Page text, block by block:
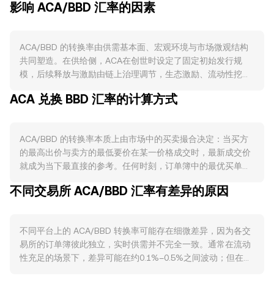
影响 ACA/BBD 汇率的因素
ACA/BBD 的转换率由供需基本面、宏观环境与市场微观结构
共同塑造。在供给侧，ACA在创世时设定了固定初始发行规
模，后续释放与激励由链上治理调节，生态激励、流动性挖矿
时，用于治理投票的锁仓、参与协议激励的流动性提供以及作
毁，将直接收缩实际流通供给；需要明确的是，ACA并无类似
比特币那样的预设“减半”周期。需求侧主要来自Acala生态的链
上活动与用例：ACA作为Acala网络的基础费用与治理资产，
耗；DeFi活动（例如在Acala Swap提供流动性、铸造与使用
的联动较强，尤其受比特币方向性波动的影响；同时，BBD相
对美元长期维持盯住关系，其强弱多由美元走势与当地流动性
决定，这会通过计价单位传导至ACA/BBD的标价；全球风险偏
ACA 兑换 BBD 汇率的计算方式
ACA/BBD 的转换率本质上由市场中的买卖撮合决定：当买方
的最高出价与卖方的最低要价在某一价格成交时，最新成交价
就成为当下最直接的参考。任何时刻，订单簿中的最优买单
价，它常被用作参考锚。在多个平台之间，数据聚合方会计算
价影响更大。对单笔换算而言，计算关系很直观：如果当前
ACA/BBD转换率为R，则以ACA计价的换算为 BBD金额 = ACA
数量 × R；反向则为 ACA数量 = BBD金额 / R。除了订单簿撮
不同交易所 ACA/BBD 汇率有差异的原因
不同平台上的 ACA/BBD 转换率可能存在细微差异，因为各交
易所的订单簿彼此独立，实时供需并不完全一致。通常在流动
性充足的场景下，差异可能在约0.1%–0.5%之间波动；但在流